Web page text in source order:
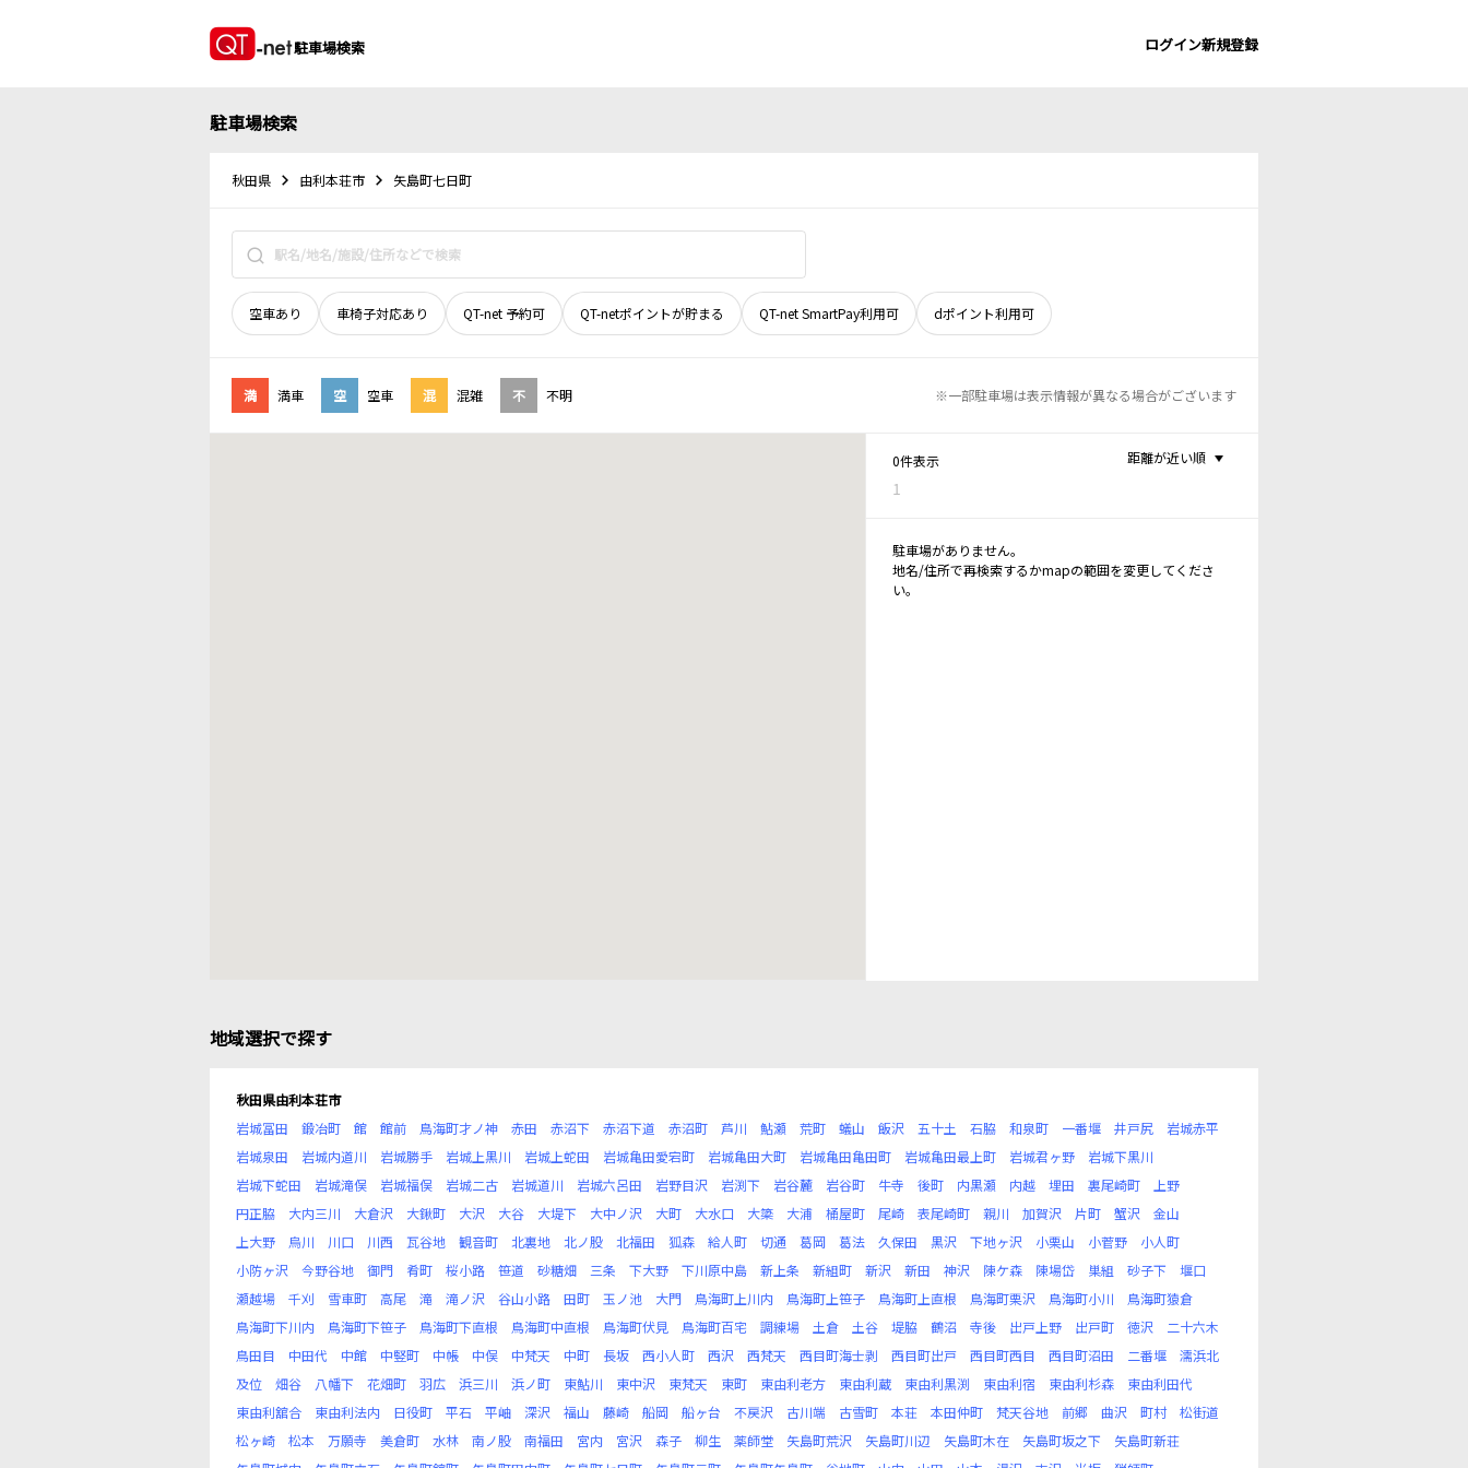
駐車場検索 ログイン新規登録
駐車場検索
秋田県 由利本荘市 矢島町七日町
空車あり 車椅子対応あり QT-net 予約可 QT-netポイントが貯まる QT-net SmartPay利用可 dポイント利用可
満 満車 空 空車 混 混雑 不 不明 ※一部駐車場は表示情報が異なる場合がございます
0件表示
1
距離が近い順
駐車場がありません。
地名/住所で再検索するかmapの範囲を変更してくださ
い。
地域選択で探す
秋田県由利本荘市
岩城冨田
鍛冶町 館 館前 鳥海町才ノ神 赤田 赤沼下 赤沼下道 赤沼町 芦川 鮎瀬 荒町 蟻山 飯沢 五十土 石脇 和泉町 一番堰 井戸尻
岩城赤平
岩城泉田
岩城内道川 岩城勝手 岩城上黒川 岩城上蛇田 岩城亀田愛宕町 岩城亀田大町 岩城亀田亀田町 岩城亀田最上町 岩城君ヶ野
岩城下黒川
岩城下蛇田
岩城滝俣 岩城福俣 岩城二古 岩城道川 岩城六呂田 岩野目沢 岩渕下 岩谷麓 岩谷町 牛寺 後町 内黒瀬 内越 埋田 裏尾崎町
上野
円正脇
大内三川 大倉沢 大鍬町 大沢 大谷 大堤下 大中ノ沢 大町 大水口 大簗 大浦 桶屋町 尾崎 表尾崎町 親川 加賀沢 片町 蟹沢
金山
上大野
烏川 川口 川西 瓦谷地 観音町 北裏地 北ノ股 北福田 狐森 給人町 切通 葛岡 葛法 久保田 黒沢 下地ヶ沢 小栗山 小菅野
小人町
小防ヶ沢
今野谷地 御門 肴町 桜小路 笹道 砂糖畑 三条 下大野 下川原中島 新上条 新組町 新沢 新田 神沢 陳ケ森 陳場岱 巣組 砂子下
堰口
瀬越場
千刈 雪車町 高尾 滝 滝ノ沢 谷山小路 田町 玉ノ池 大門 鳥海町上川内 鳥海町上笹子 鳥海町上直根 鳥海町栗沢 鳥海町小川
鳥海町猿倉
鳥海町下川内
鳥海町下笹子 鳥海町下直根 鳥海町中直根 鳥海町伏見 鳥海町百宅 調練場 土倉 土谷 堤脇 鶴沼 寺後 出戸上野 出戸町 徳沢
二十六木
鳥田目
中田代 中館 中竪町 中帳 中俣 中梵天 中町 長坂 西小人町 西沢 西梵天 西目町海士剥 西目町出戸 西目町西目 西目町沼田 二番堰
濡浜北
及位
畑谷 八幡下 花畑町 羽広 浜三川 浜ノ町 東鮎川 東中沢 東梵天 東町 東由利老方 東由利蔵 東由利黒渕 東由利宿 東由利杉森
東由利田代
東由利舘合
東由利法内 日役町 平石 平岫 深沢 福山 藤崎 船岡 船ヶ台 不戻沢 古川端 古雪町 本荘 本田仲町 梵天谷地 前郷 曲沢 町村
松街道
松ヶ崎
松本 万願寺 美倉町 水林 南ノ股 南福田 宮内 宮沢 森子 柳生 薬師堂 矢島町荒沢 矢島町川辺 矢島町木在 矢島町坂之下
矢島町新荘